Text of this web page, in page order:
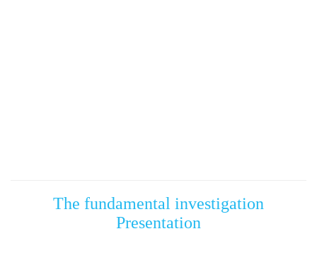
The fundamental investigation
Presentation